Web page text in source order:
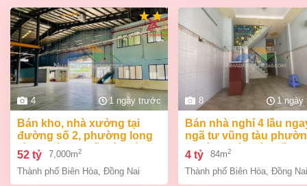
4 1 ngày trước
bán kho, nhà xưởng tại
đường số 2, phường long
bình, thành phố biên hòa,
đồng nai giá 52 tỷ
52 tỷ 7,000m2
Thành phố Biên Hòa Đồng Nai
8 1
bán nhà nghỉ 4 lầu ngay
ngã tư vũng tàu
an bình biên hòa đồng
giá chỉ 4 tỷ
4 tỷ 84m2
Thành phố Biên Hòa Đồng Nai